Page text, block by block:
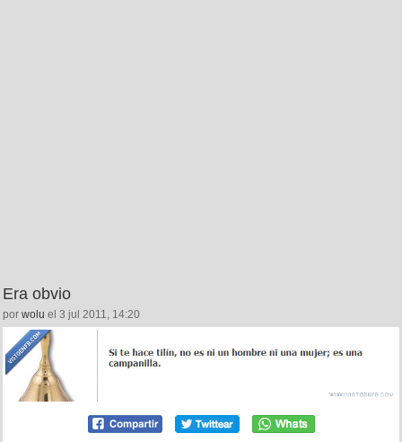
Era obvio
por wolu el 3 jul 2011, 14:20